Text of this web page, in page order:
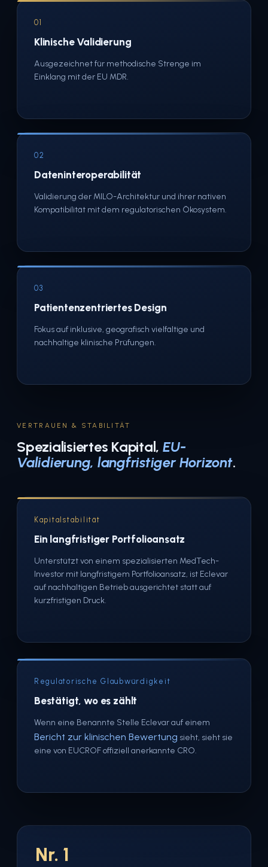
01
Klinische Validierung
Ausgezeichnet für methodische Strenge im
Einklang mit der EU MDR.
02
Dateninteroperabilität
Validierung der MILO-Architektur und ihrer nativen
Kompatibilität mit dem regulatorischen Ökosystem.
03
Patientenzentriertes Design
Fokus auf inklusive, geografisch vielfältige und
nachhaltige klinische Prüfungen.
VERTRAUEN & STABILITÄT
Spezialisiertes Kapital, EU-
Validierung, langfristiger Horizont.
Kapitalstabilität
Ein langfristiger Portfolioansatz
Unterstützt von einem spezialisierten MedTech-
Investor mit langfristigem Portfolioansatz, ist Eclevar
auf nachhaltigen Betrieb ausgerichtet statt auf
kurzfristigen Druck.
Regulatorische Glaubwürdigkeit
Bestätigt, wo es zählt
Wenn eine Benannte Stelle Eclevar auf einem
Bericht zur klinischen Bewertung sieht, sieht sie
eine von EUCROF offiziell anerkannte CRO.
Nr. 1